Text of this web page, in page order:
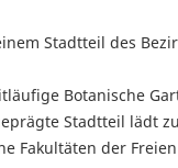
Stadtteil des
Botanische
Stadtteil lädt
Fakultäten der